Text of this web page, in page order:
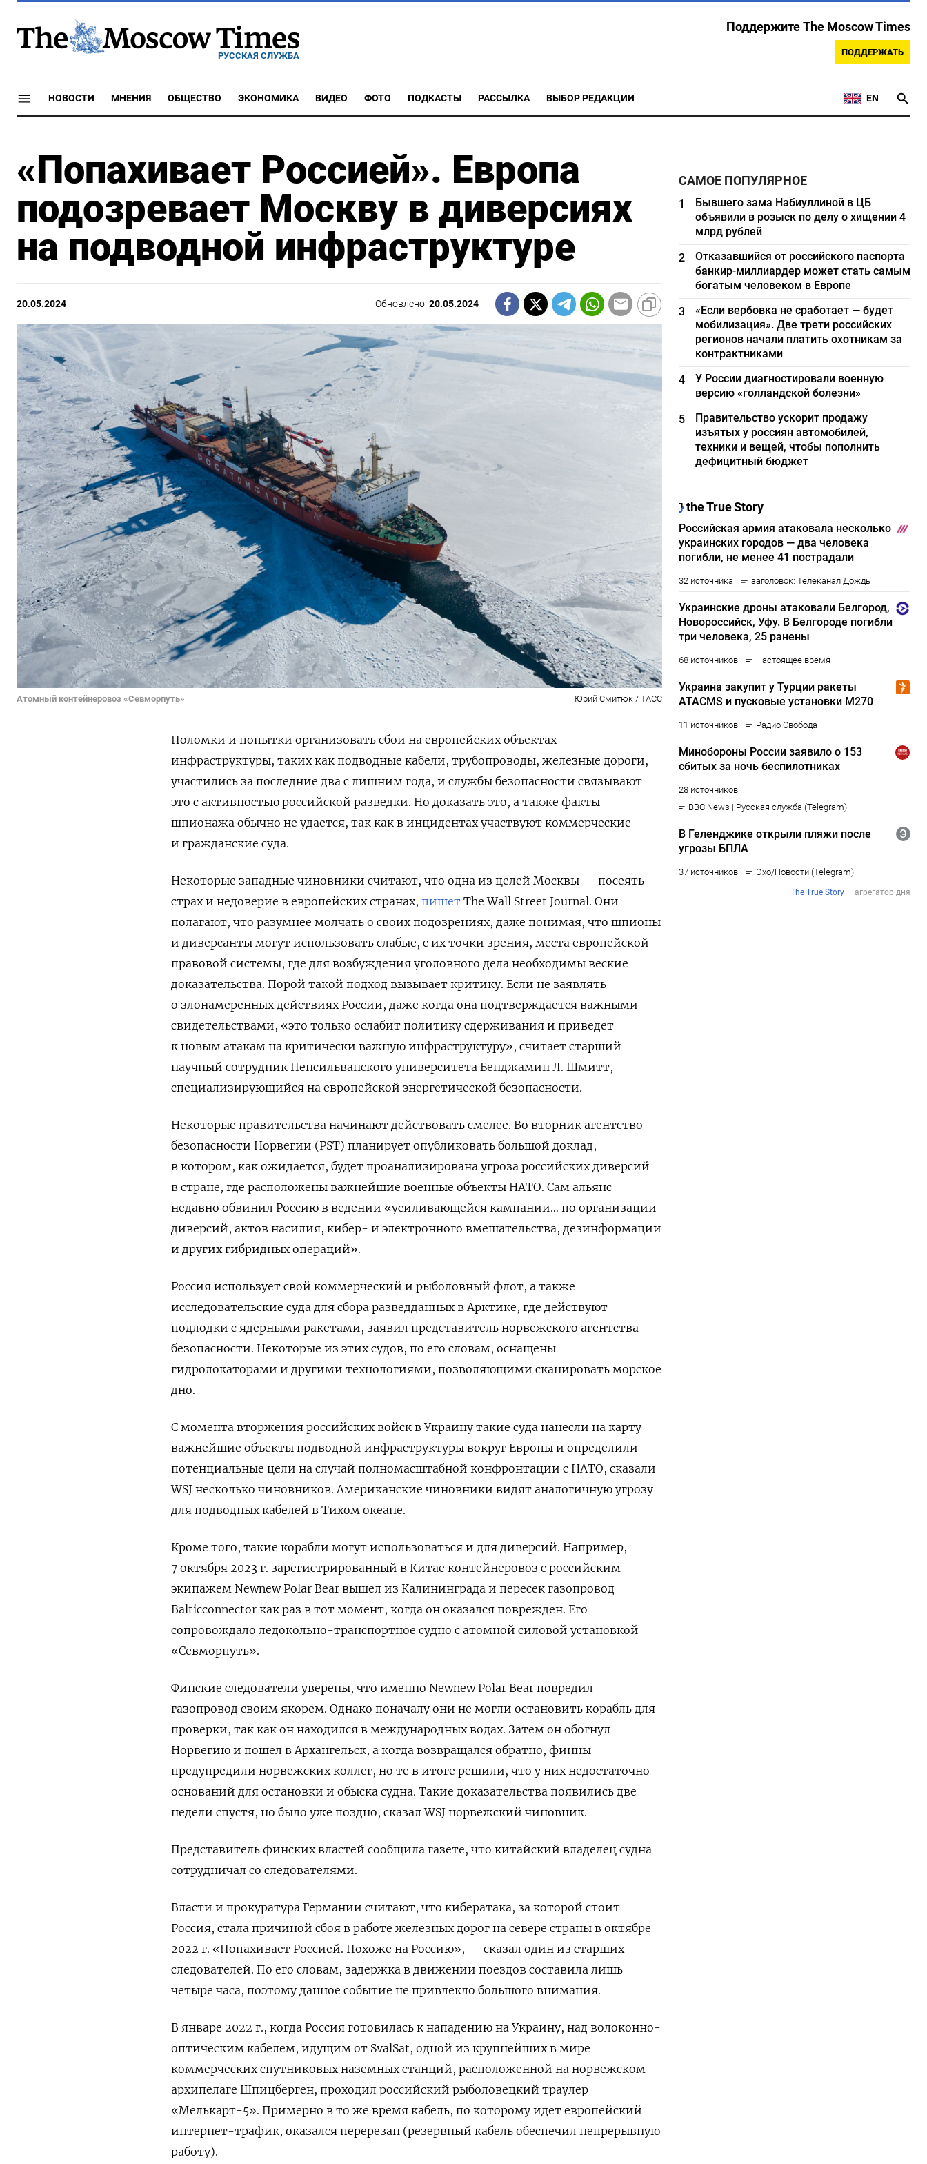
РУССКАЯ СЛУЖБА
Поддержите The Moscow Times
ПОДДЕРЖАТЬ
НОВОСТИ МНЕНИЯ ОБЩЕСТВО ЭКОНОМИКА ВИДЕО ФОТО ПОДКАСТЫ РАССЫЛКА ВЫБОР РЕДАКЦИИ EN
«Попахивает Россией». Европа
подозревает Москву в диверсиях
на подводной инфраструктуре
20.05.2024 Обновлено:20.05.2024
Атомный контейнеровоз «Севморпуть» Юрий Смитюк / ТАСС
Поломки и попытки организовать сбои на европейских объектах
инфраструктуры, таких как подводные кабели, трубопроводы, железные дороги,
участились за последние два с лишним года, и службы безопасности связывают
это с активностью российской разведки. Но доказать это, а также факты
шпионажа обычно не удается, так как в инцидентах участвуют коммерческие
и гражданские суда.
Некоторые западные чиновники считают, что одна из целей Москвы — посеять
страх и недоверие в европейских странах, пишет The Wall Street Journal. Они
полагают, что разумнее молчать о своих подозрениях, даже понимая, что шпионы
и диверсанты могут использовать слабые, с их точки зрения, места европейской
правовой системы, где для возбуждения уголовного дела необходимы веские
доказательства. Порой такой подход вызывает критику. Если не заявлять
о злонамеренных действиях России, даже когда она подтверждается важными
свидетельствами, «это только ослабит политику сдерживания и приведет
к новым атакам на критически важную инфраструктуру», считает старший
научный сотрудник Пенсильванского университета Бенджамин Л. Шмитт,
специализирующийся на европейской энергетической безопасности.
Некоторые правительства начинают действовать смелее. Во вторник агентство
безопасности Норвегии (PST) планирует опубликовать большой доклад,
в котором, как ожидается, будет проанализирована угроза российских диверсий
в стране, где расположены важнейшие военные объекты НАТО. Сам альянс
недавно обвинил Россию в ведении «усиливающейся кампании… по организации
диверсий, актов насилия, кибер- и электронного вмешательства, дезинформации
и других гибридных операций».
Россия использует свой коммерческий и рыболовный флот, а также
исследовательские суда для сбора разведданных в Арктике, где действуют
подлодки с ядерными ракетами, заявил представитель норвежского агентства
безопасности. Некоторые из этих судов, по его словам, оснащены
гидролокаторами и другими технологиями, позволяющими сканировать морское
дно.
С момента вторжения российских войск в Украину такие суда нанесли на карту
важнейшие объекты подводной инфраструктуры вокруг Европы и определили
потенциальные цели на случай полномасштабной конфронтации с НАТО, сказали
WSJ несколько чиновников. Американские чиновники видят аналогичную угрозу
для подводных кабелей в Тихом океане.
Кроме того, такие корабли могут использоваться и для диверсий. Например,
7 октября 2023 г. зарегистрированный в Китае контейнеровоз с российским
экипажем Newnew Polar Bear вышел из Калининграда и пересек газопровод
Balticconnector как раз в тот момент, когда он оказался поврежден. Его
сопровождало ледокольно-транспортное судно с атомной силовой установкой
«Севморпуть».
Финские следователи уверены, что именно Newnew Polar Bear повредил
газопровод своим якорем. Однако поначалу они не могли остановить корабль для
проверки, так как он находился в международных водах. Затем он обогнул
Норвегию и пошел в Архангельск, а когда возвращался обратно, финны
предупредили норвежских коллег, но те в итоге решили, что у них недостаточно
оснований для остановки и обыска судна. Такие доказательства появились две
недели спустя, но было уже поздно, сказал WSJ норвежский чиновник.
Представитель финских властей сообщила газете, что китайский владелец судна
сотрудничал со следователями.
Власти и прокуратура Германии считают, что кибератака, за которой стоит
Россия, стала причиной сбоя в работе железных дорог на севере страны в октябре
2022 г. «Попахивает Россией. Похоже на Россию», — сказал один из старших
следователей. По его словам, задержка в движении поездов составила лишь
четыре часа, поэтому данное событие не привлекло большого внимания.
В январе 2022 г., когда Россия готовилась к нападению на Украину, над волоконно-
оптическим кабелем, идущим от SvalSat, одной из крупнейших в мире
коммерческих спутниковых наземных станций, расположенной на норвежском
архипелаге Шпицберген, проходил российский рыболовецкий траулер
«Мелькарт-5». Примерно в то же время кабель, по которому идет европейский
интернет-трафик, оказался перерезан (резервный кабель обеспечил непрерывную
работу).
САМОЕ ПОПУЛЯРНОЕ
1
Бывшего зама Набиуллиной в ЦБ
объявили в розыск по делу о хищении 4
млрд рублей
2
Отказавшийся от российского паспорта
банкир-миллиардер может стать самым
богатым человеком в Европе
3
«Если вербовка не сработает — будет
мобилизация». Две трети российских
регионов начали платить охотникам за
контрактниками
4
У России диагностировали военную
версию «голландской болезни»
5
Правительство ускорит продажу
изъятых у россиян автомобилей,
техники и вещей, чтобы пополнить
дефицитный бюджет